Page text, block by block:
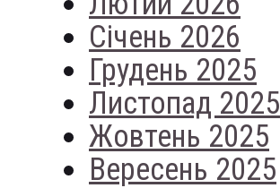
Січень 2026
Грудень 2025
Листопад 2025
Жовтень 2025
Вересень 2025